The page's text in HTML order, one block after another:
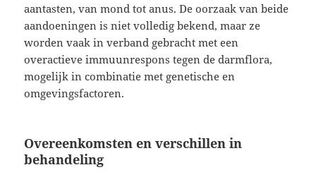
aantasten, van mond tot anus. De oorzaak van beide
aandoeningen is niet volledig bekend, maar ze
worden vaak in verband gebracht met een
overactieve immuunrespons tegen de darmflora,
mogelijk in combinatie met genetische en
omgevingsfactoren.
Overeenkomsten en verschillen in
behandeling